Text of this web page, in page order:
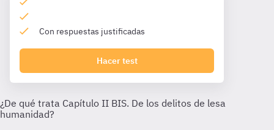
Con respuestas justificadas
Hacer test